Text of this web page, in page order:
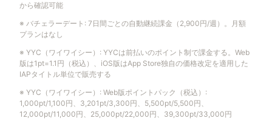
から確認可能
※ バチェラーデート : 7日間ごとの自動継続課金（2,900円/週）。月額
プランはなし
※ YYC（ワイワイシー） : YYCは前払いのポイント制で課金する。Web
版は1pt=1.1円（税込）、iOS版はApp Store独自の価格改定を適用した
IAPタイトル単位で販売する
※ YYC（ワイワイシー） : Web版ポイントパック（税込）:
1,000pt/1,100円、3,201pt/3,300円、5,500pt/5,500円、
12,000pt/11,000円、25,000pt/22,000円、39,300pt/33,000円